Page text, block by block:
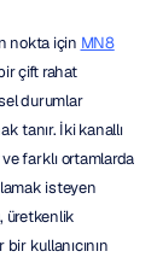
nokta için MN8
çift rahat
durumlar
tanır. İki kanallı
farklı ortamlarda
isteyen
üretkenlik
kullanıcının